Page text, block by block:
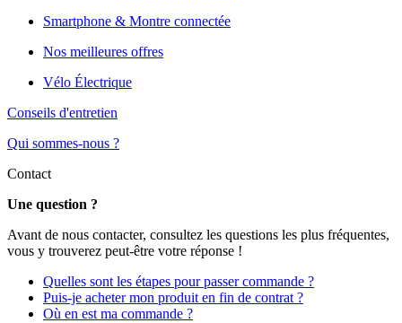
Smartphone & Montre connectée
Nos meilleures offres
Vélo Électrique
Conseils d'entretien
Qui sommes-nous ?
Contact
Une question ?
Avant de nous contacter, consultez les questions les plus fréquentes,
vous y trouverez peut-être votre réponse !
Quelles sont les étapes pour passer commande ?
Puis-je acheter mon produit en fin de contrat ?
Où en est ma commande ?